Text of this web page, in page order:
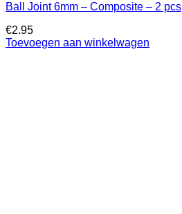
Ball Joint 6mm – Composite – 2 pcs
€2.95
Toevoegen aan winkelwagen